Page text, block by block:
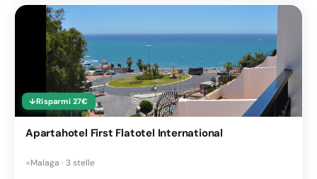
↓Risparmi 27€
Apartahotel First Flatotel International
●Malaga · 3 stelle